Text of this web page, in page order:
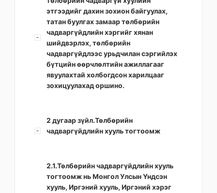
этгээдийг дахин зохион байгуулах,
татан буулгах замаар төлбөрийн
чадваргүйдлийн хэргийг хянан
шийдвэрлэх, төлбөрийн
чадваргүйдлээс урьдчилан сэргийлэх
бүтцийн өөрчлөлтийн ажиллагааг
явуулахтай холбогдсон харилцааг
зохицуулахад оршино.
2 дугаар зүйл.Төлбөрийн
чадваргүйдлийн хууль тогтоомж
2.1.Төлбөрийн чадваргүйдлийн хууль
тогтоомж нь Монгол Улсын Үндсэн
хууль, Иргэний хууль, Иргэний хэрэг